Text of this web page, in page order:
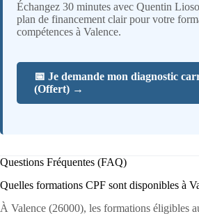
Échangez 30 minutes avec Quentin
plan de financement clair pour votre
compétences à Valence.
📅 Je demande mon diagnostic
(Offert) →
Questions Fréquentes (FAQ)
Quelles formations CPF sont disponibles à
À Valence (26000), les formations éligibles